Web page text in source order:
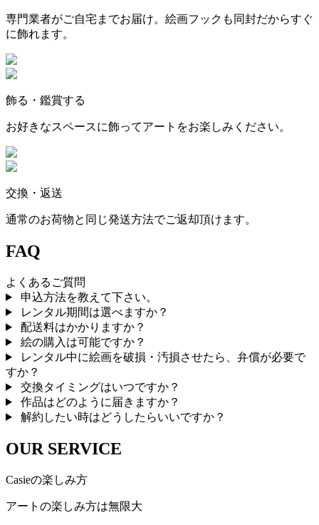
専門業者がご自宅までお届け。絵画フックも同封だからすぐ
に飾れます。
飾る・鑑賞する
お好きなスペースに飾ってアートをお楽しみください。
交換・返送
通常のお荷物と同じ発送方法でご返却頂けます。
FAQ
よくあるご質問
申込方法を教えて下さい。
レンタル期間は選べますか？
配送料はかかりますか？
絵の購入は可能ですか？
レンタル中に絵画を破損・汚損させたら、弁償が必要で
すか？
交換タイミングはいつですか？
作品はどのように届きますか？
解約したい時はどうしたらいいですか？
OUR SERVICE
Casieの楽しみ方
アートの楽しみ方は無限大